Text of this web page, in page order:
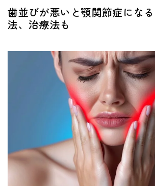
歯並びが悪いと顎関節症にな
法、治療法も